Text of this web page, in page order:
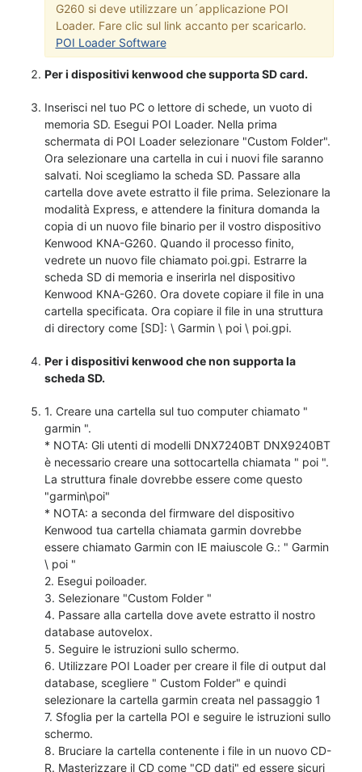
G260 si deve utilizzare un´applicazione POI
Loader. Fare clic sul link accanto per scaricarlo.
POI Loader Software
Per i dispositivi kenwood che supporta SD card.
Inserisci nel tuo PC o lettore di schede, un vuoto di
memoria SD. Esegui POI Loader. Nella prima
schermata di POI Loader selezionare "Custom Folder".
Ora selezionare una cartella in cui i nuovi file saranno
salvati. Noi scegliamo la scheda SD. Passare alla
cartella dove avete estratto il file prima. Selezionare la
modalità Express, e attendere la finitura domanda la
copia di un nuovo file binario per il vostro dispositivo
Kenwood KNA-G260. Quando il processo finito,
vedrete un nuovo file chiamato poi.gpi. Estrarre la
scheda SD di memoria e inserirla nel dispositivo
Kenwood KNA-G260. Ora dovete copiare il file in una
cartella specificata. Ora copiare il file in una struttura
di directory come [SD]: \ Garmin \ poi \ poi.gpi.
Per i dispositivi kenwood che non supporta la
scheda SD.
1. Creare una cartella sul tuo computer chiamato "
garmin ".
* NOTA: Gli utenti di modelli DNX7240BT DNX9240BT
è necessario creare una sottocartella chiamata " poi ".
La struttura finale dovrebbe essere come questo
"garmin\poi"
* NOTA: a seconda del firmware del dispositivo
Kenwood tua cartella chiamata garmin dovrebbe
essere chiamato Garmin con IE maiuscole G.: " Garmin
\ poi "
2. Esegui poiloader.
3. Selezionare "Custom Folder "
4. Passare alla cartella dove avete estratto il nostro
database autovelox.
5. Seguire le istruzioni sullo schermo.
6. Utilizzare POI Loader per creare il file di output dal
database, scegliere " Custom Folder" e quindi
selezionare la cartella garmin creata nel passaggio 1
7. Sfoglia per la cartella POI e seguire le istruzioni sullo
schermo.
8. Bruciare la cartella contenente i file in un nuovo CD-
R. Masterizzare il CD come "CD dati" ed essere sicuri